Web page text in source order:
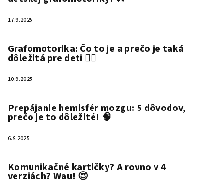
17.9.2025
Grafomotorika: Čo to je a prečo je taká
dôležitá pre deti ✍🏻
10.9.2025
Prepájanie hemisfér mozgu: 5 dôvodov,
prečo je to dôležité! 🧠
6.9.2025
Komunikačné kartičky? A rovno v 4
verziách? Wau! 😍